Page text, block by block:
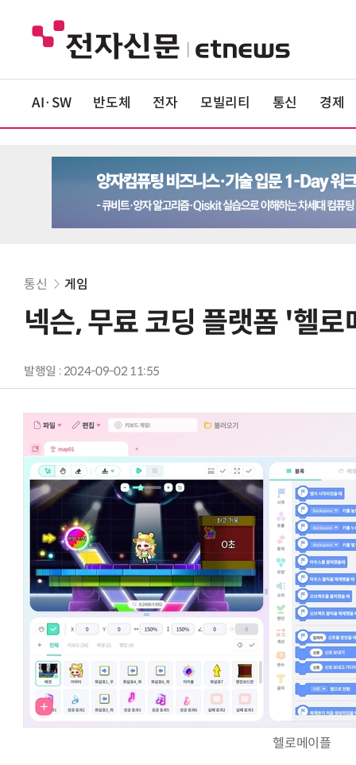
AI·SW 반도체 전자 모빌리티 통신 경제
통신 게임
넥슨, 무료 코딩 플랫폼 '헬
발행일 : 2024-09-02 11:55
헬로메이플